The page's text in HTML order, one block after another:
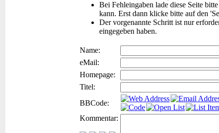
Bei Fehleingaben lade diese Seite
kann. Erst dann klicke bitte auf den
Der vorgenannte Schritt ist nur
eingegeben haben.
Name:
eMail:
Homepage:
Titel:
BBCode:
Kommentar: